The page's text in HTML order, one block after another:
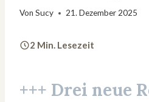
Von Sucy 21. Dezember 2025
2 Min. Lesezeit
+++ Drei neue